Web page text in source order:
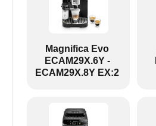
Magnifica Evo
ECAM29X.6Y -
ECAM29X.8Y EX:2